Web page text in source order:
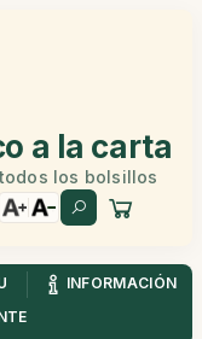
a la carta
los bolsillos
INFORMACIÓN